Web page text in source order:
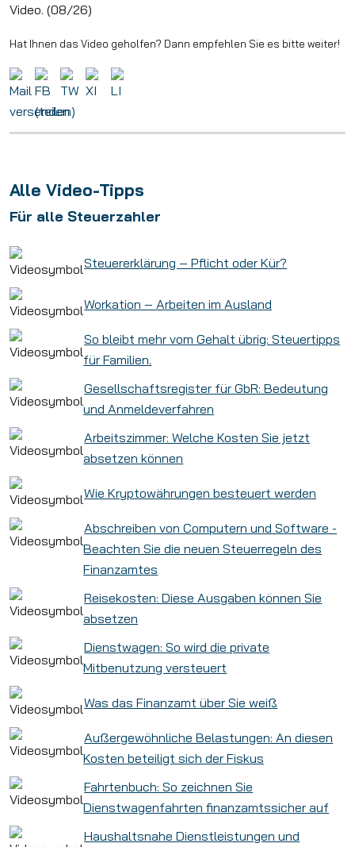
Video. (08/26)
Hat Ihnen das Video geholfen? Dann empfehlen Sie es bitte weiter!
Alle Video-Tipps
Für alle Steuerzahler
Steuererklärung – Pflicht oder Kür?
Workation – Arbeiten im Ausland
So bleibt mehr vom Gehalt übrig: Steuertipps
für Familien.
Gesellschaftsregister für GbR: Bedeutung
und Anmeldeverfahren
Arbeitszimmer: Welche Kosten Sie jetzt
absetzen können
Wie Kryptowährungen besteuert werden
Abschreiben von Computern und Software -
Beachten Sie die neuen Steuerregeln des
Finanzamtes
Reisekosten: Diese Ausgaben können Sie
absetzen
Dienstwagen: So wird die private
Mitbenutzung versteuert
Was das Finanzamt über Sie weiß
Außergewöhnliche Belastungen: An diesen
Kosten beteiligt sich der Fiskus
Fahrtenbuch: So zeichnen Sie
Dienstwagenfahrten finanzamtssicher auf
Haushaltsnahe Dienstleistungen und